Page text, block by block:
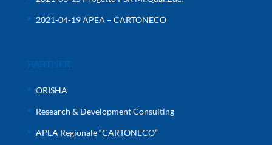
2021-04-19 APEA – CARTONECO
ORISHA
Research & Development Consulting
APEA Regionale “CARTONECO”